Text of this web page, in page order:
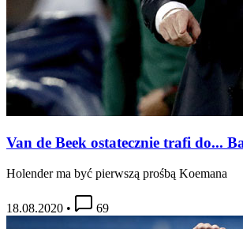
Van de Beek ostatecznie trafi do...
Holender ma być pierwszą prośbą Koemana
18.08.2020 • 69